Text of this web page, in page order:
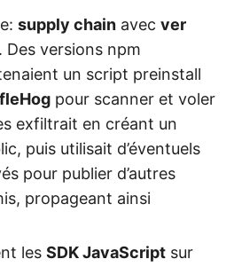
supply chain avec ver
Des versions npm
un script preinstall
pour scanner et voler
exfiltrait en créant un
puis utilisait d’éventuels
pour publier d’autres
propageant ainsi
les SDK JavaScript sur